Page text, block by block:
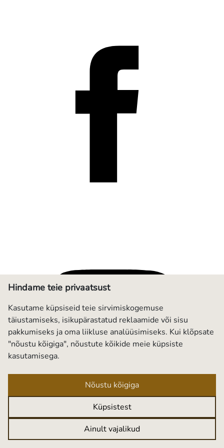
Hindame teie privaatsust
Kasutame küpsiseid teie sirvimiskogemuse
täiustamiseks, isikupärastatud reklaamide või sisu
pakkumiseks ja oma liikluse analüüsimiseks. Kui klõpsate
"nõustu kõigiga", nõustute kõikide meie küpsiste
kasutamisega.
Nõustu kõigiga
Küpsistest
Ainult vajalikud